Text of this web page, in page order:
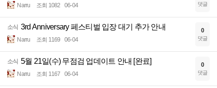
Narru 조회 1082 06-04 댓글
소식 3rd Anniversary 페스티벌 입장 대기 추가 안내
Narru 조회 1169 06-04
0
댓글
소식 5월 21일(수) 무점검 업데이트 안내 [완료]
Narru 조회 1167 06-04
0
댓글